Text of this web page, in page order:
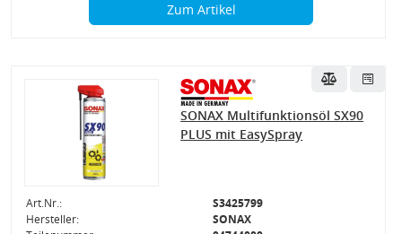
Zum Artikel
SONAX Multifunktionsöl SX90
PLUS mit EasySpray
Art.Nr.:
S3425799
Hersteller:
SONAX